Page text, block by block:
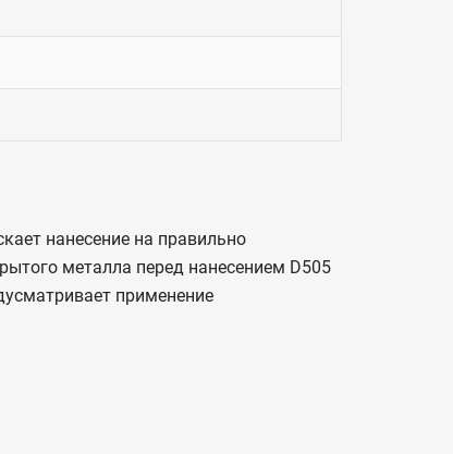
нанесение на правильно
металла перед нанесением D505
применение